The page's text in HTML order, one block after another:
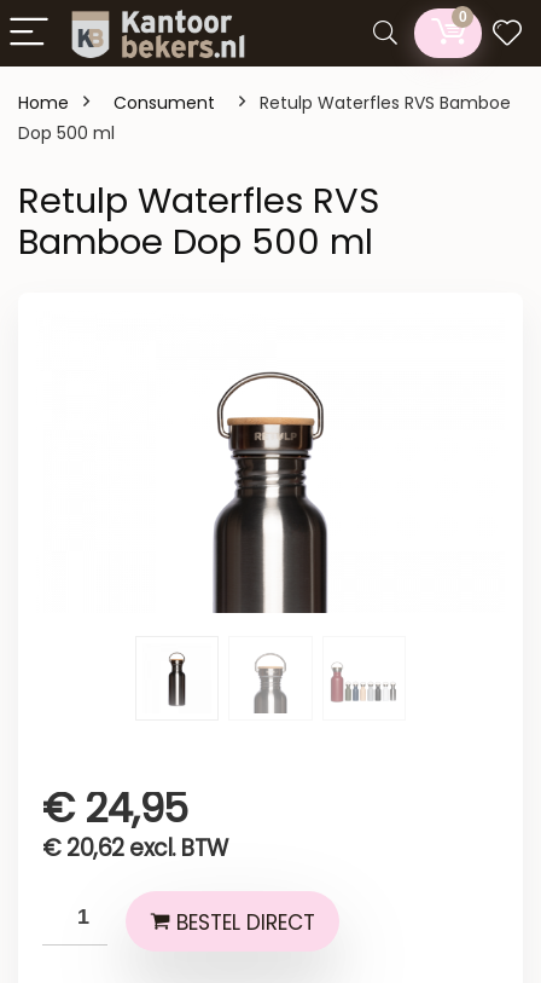
0
Home Consument
Retulp Waterfles RVS Bamboe
Dop 500 ml
Retulp Waterfles RVS
Bamboe Dop 500 ml
€24,95
€20,62 excl. BTW
BESTEL DIRECT